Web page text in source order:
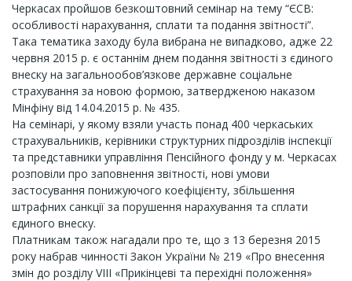
Черкасах пройшов безкоштовний семінар на тему “ЄСВ:
особливості нарахування, сплати та подання звітності”.
Така тематика заходу була вибрана не випадково, адже 22
червня 2015 р. є останнім днем подання звітності з єдиного
внеску на загальнообов’язкове державне соціальне
страхування за новою формою, затвердженою наказом
Мінфіну від 14.04.2015 р. № 435.
На семінарі, у якому взяли участь понад 400 черкаських
страхувальників, керівники структурних підрозділів інспекції
та представники управління Пенсійного фонду у м. Черкасах
розповіли про заповнення звітності, нові умови
застосування понижуючого коефіцієнту, збільшення
штрафних санкції за порушення нарахування та сплати
єдиного внеску.
Платникам також нагадали про те, що з 13 березня 2015
року набрав чинності Закон України № 219 «Про внесення
змін до розділу VІІІ «Прикінцеві та перехідні положення»